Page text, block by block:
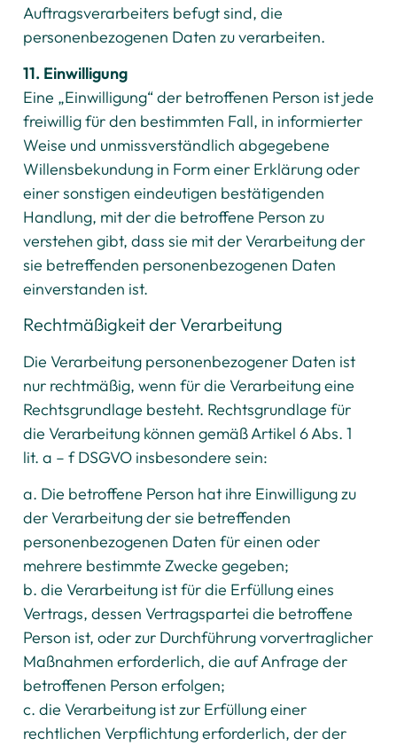
Auftragsverarbeiters befugt sind, die
personenbezogenen Daten zu verarbeiten.
11. Einwilligung
Eine „Einwilligung“ der betroffenen Person ist jede
freiwillig für den bestimmten Fall, in informierter
Weise und unmissverständlich abgegebene
Willensbekundung in Form einer Erklärung oder
einer sonstigen eindeutigen bestätigenden
Handlung, mit der die betroffene Person zu
verstehen gibt, dass sie mit der Verarbeitung der
sie betreffenden personenbezogenen Daten
einverstanden ist.
Rechtmäßigkeit der Verarbeitung
Die Verarbeitung personenbezogener Daten ist
nur rechtmäßig, wenn für die Verarbeitung eine
Rechtsgrundlage besteht. Rechtsgrundlage für
die Verarbeitung können gemäß Artikel 6 Abs. 1
lit. a – f DSGVO insbesondere sein:
a. Die betroffene Person hat ihre Einwilligung zu
der Verarbeitung der sie betreffenden
personenbezogenen Daten für einen oder
mehrere bestimmte Zwecke gegeben;
b. die Verarbeitung ist für die Erfüllung eines
Vertrags, dessen Vertragspartei die betroffene
Person ist, oder zur Durchführung vorvertraglicher
Maßnahmen erforderlich, die auf Anfrage der
betroffenen Person erfolgen;
c. die Verarbeitung ist zur Erfüllung einer
rechtlichen Verpflichtung erforderlich, der der